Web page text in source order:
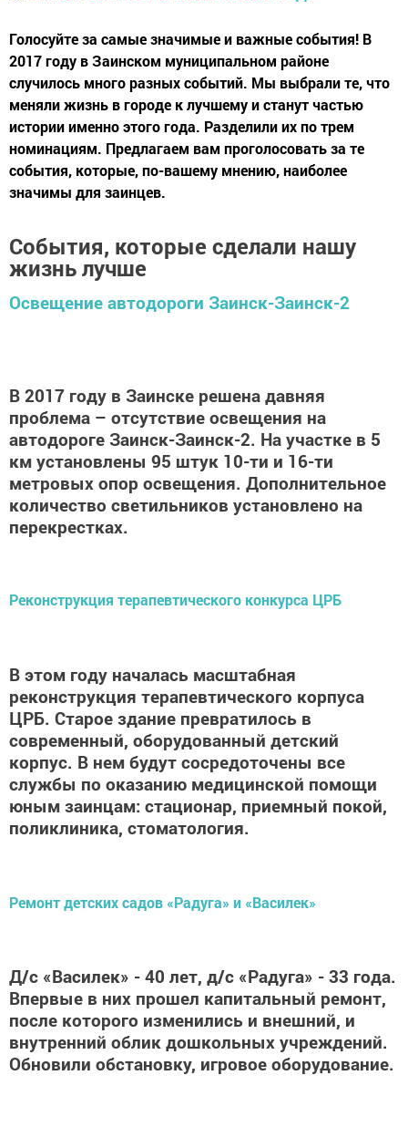
Голосуйте за самые значимые и важные события! В
2017 году в Заинском муниципальном районе
случилось много разных событий. Мы выбрали те, что
меняли жизнь в городе к лучшему и станут частью
истории именно этого года. Разделили их по трем
номинациям. Предлагаем вам проголосовать за те
события, которые, по-вашему мнению, наиболее
значимы для заинцев.
События, которые сделали нашу
жизнь лучше
Освещение автодороги Заинск-Заинск-2
В 2017 году в Заинске решена давняя
проблема – отсутствие освещения на
автодороге Заинск-Заинск-2. На участке в 5
км установлены 95 штук 10-ти и 16-ти
метровых опор освещения. Дополнительное
количество светильников установлено на
перекрестках.
Реконструкция терапевтического конкурса ЦРБ
В этом году началась масштабная
реконструкция терапевтического корпуса
ЦРБ. Старое здание превратилось в
современный, оборудованный детский
корпус. В нем будут сосредоточены все
службы по оказанию медицинской помощи
юным заинцам: стационар, приемный покой,
поликлиника, стоматология.
Ремонт детских садов «Радуга» и «Василек»
Д/с «Василек» - 40 лет, д/с «Радуга» - 33 года.
Впервые в них прошел капитальный ремонт,
после которого изменились и внешний, и
внутренний облик дошкольных учреждений.
Обновили обстановку, игровое оборудование.